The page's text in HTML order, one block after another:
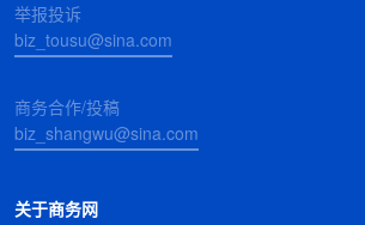
举报投诉
biz_tousu@sina.com
商务合作/投稿
biz_shangwu@sina.com
关于商务网